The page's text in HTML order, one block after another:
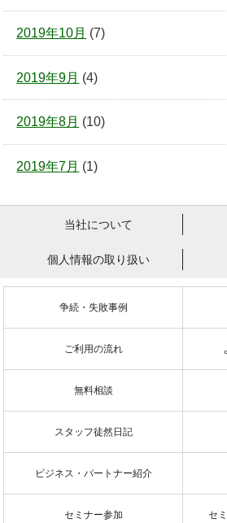
2019年10月 (7)
2019年9月 (4)
2019年8月 (10)
2019年7月 (1)
当社について
個人情報の取り扱い
争続・失敗事例
ご利用の流れ
無料相談
スタッフ徒然日記
ビジネス・パートナー紹介
セミナー参加 セ